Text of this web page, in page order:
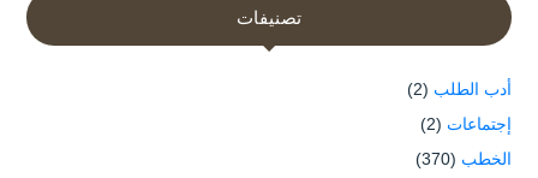
تصنيفات
أدب الطلب (2)
إجتماعات (2)
الخطب (370)